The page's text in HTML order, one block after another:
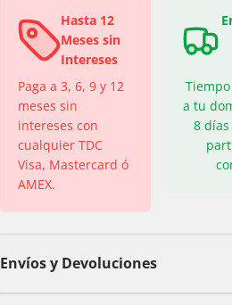
Hasta 12
Meses sin
Intereses
Paga a 3, 6, 9 y 12
meses sin
intereses con
cualquier TDC
Visa, Mastercard ó
AMEX.
a tu
8
Envíos y Devoluciones